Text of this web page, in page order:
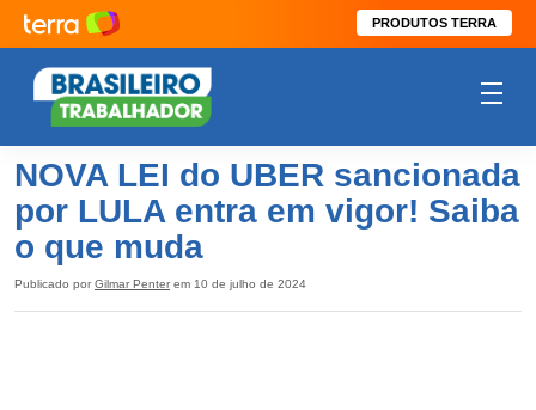
PRODUTOS TERRA
NOVA LEI do UBER sancionada
por LULA entra em vigor! Saiba
o que muda
Publicado por Gilmar Penter em 10 de julho de 2024